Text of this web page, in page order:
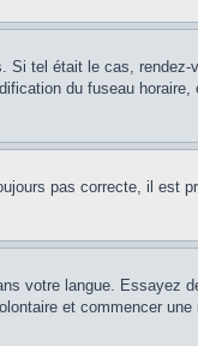
tel était le cas,
du fuseau
pas correcte, il est
votre langue. Essayez
et commencer